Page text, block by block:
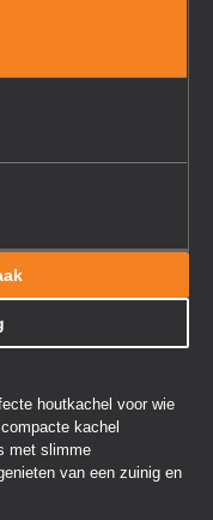
houtkachel voor wie
kachel
met slimme
van een zuinig en